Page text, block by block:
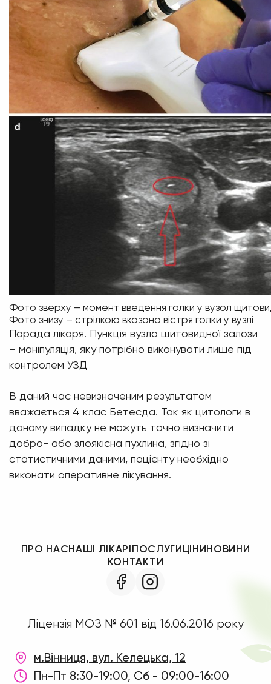
Фото зверху – момент введення голки у вузол
Фото знизу – стрілкою вказано вістря голки у вузлі
Порада лікаря. Пункція вузла щитовидної залози
– маніпуляція, яку потрібно виконувати лише під
контролем УЗД
В даний час невизначеним результатом
вважається 4 клас Бетесда. Так як цитологи в
даному випадку не можуть точно визначити
добро- або злоякісна пухлина, згідно зі
статистичними даними, пацієнту необхідно
виконати оперативне лікування.
ПРО НАСНАШІ ЛІКАРІПОСЛУГИЦІНИНОВИНИ
КОНТАКТИ
Ліцензія МОЗ № 601 від 16.06.2016 року
м.Вінниця, вул. Келецька, 12
Пн-Пт 8:30-19:00, Сб - 09:00-16:00